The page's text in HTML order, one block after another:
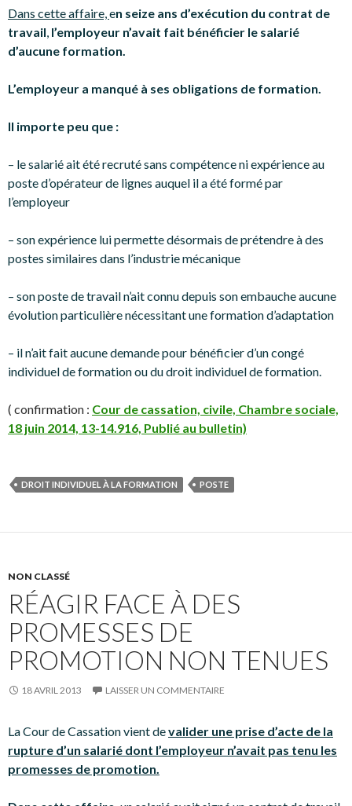
Dans cette affaire,en seize ans d’exécution du contrat de
travail, l’employeur n’avait fait bénéficier le salarié
d’aucune formation.
L’employeur a manqué à ses obligations de formation.
Il importe peu que :
– le salarié ait été recruté sans compétence ni expérience au
poste d’opérateur de lignes auquel il a été formé par
l’employeur
– son expérience lui permette désormais de prétendre à des
postes similaires dans l’industrie mécanique
– son poste de travail n’ait connu depuis son embauche aucune
évolution particulière nécessitant une formation d’adaptation
– il n’ait fait aucune demande pour bénéficier d’un congé
individuel de formation ou du droit individuel de formation.
( confirmation : Cour de cassation, civile, Chambre sociale,
18 juin 2014, 13-14.916, Publié au bulletin)
DROIT INDIVIDUEL À LA FORMATION POSTE
NON CLASSÉ
RÉAGIR FACE À DES
PROMESSES DE
PROMOTION NON TENUES
18 AVRIL 2013 LAISSER UN COMMENTAIRE
La Cour de Cassation vient devalider une prise d’acte de la
rupture d’un salarié dont l’employeur n’avait pas tenu les
promesses de promotion.